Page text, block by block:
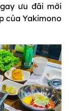
ưu đãi mới
của Yakimono